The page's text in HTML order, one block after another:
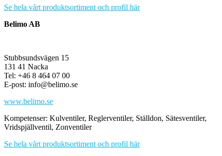
Se hela vårt produktsortiment och profil här
Belimo AB
Stubbsundsvägen 15
131 41 Nacka
Tel: +46 8 464 07 00
E-post: info@belimo.se
www.belimo.se
Kompetenser: Kulventiler, Reglerventiler, Ställdon, Sätesventiler,
Vridspjällventil, Zonventiler
Se hela vårt produktsortiment och profil här